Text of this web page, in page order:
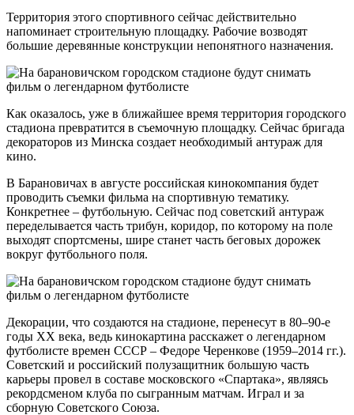
Территория этого спортивного сейчас действительно
напоминает строительную площадку. Рабочие возводят
большие деревянные конструкции непонятного назначения.
Как оказалось, уже в ближайшее время территория городского
стадиона превратится в съемочную площадку. Сейчас бригада
декораторов из Минска создает необходимый антураж для
кино.
В Барановичах в августе российская кинокомпания будет
проводить съемки фильма на спортивную тематику.
Конкретнее – футбольную. Сейчас под советский антураж
переделывается часть трибун, коридор, по которому на поле
выходят спортсмены, шире станет часть беговых дорожек
вокруг футбольного поля.
Декорации, что создаются на стадионе, перенесут в 80–90-е
годы ХХ века, ведь кинокартина расскажет о легендарном
футболисте времен СССР – Федоре Черенкове (1959–2014 гг.).
Советский и российский полузащитник большую часть
карьеры провел в составе московского «Спартака», являясь
рекордсменом клуба по сыгранным матчам. Играл и за
сборную Советского Союза.